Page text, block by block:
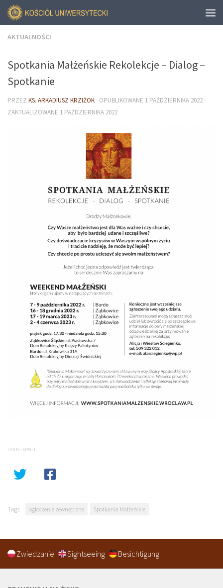
AKTUALNOŚCI
Spotkania Małżeńskie Rekolekcje – Dialog –
Spotkanie
PRZEZ KS. ARKADIUSZ KRZIŻOK · OPUBLIKOWANE 1 PAŹDZIERNIKA 2022 ·
ZAKTUALIZOWANE 1 PAŹDZIERNIKA 2022
UDOSTĘPNIJ
Tagi: ogłoszenie zewnętrzne Spotkania Małżeńskie
Zwiedzanie Sightseeing Besichtigung